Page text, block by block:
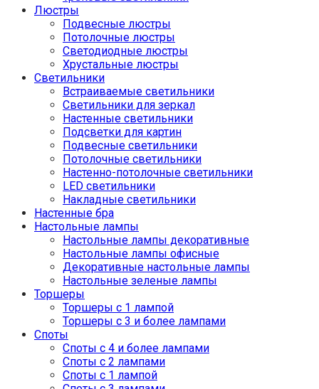
Люстры
Подвесные люстры
Потолочные люстры
Светодиодные люстры
Хрустальные люстры
Светильники
Встраиваемые светильники
Светильники для зеркал
Настенные светильники
Подсветки для картин
Подвесные светильники
Потолочные светильники
Настенно-потолочные светильники
LED светильники
Накладные светильники
Настенные бра
Настольные лампы
Настольные лампы декоративные
Настольные лампы офисные
Декоративные настольные лампы
Настольные зеленые лампы
Торшеры
Торшеры с 1 лампой
Торшеры с 3 и более лампами
Споты
Споты с 4 и более лампами
Споты с 2 лампами
Споты с 1 лампой